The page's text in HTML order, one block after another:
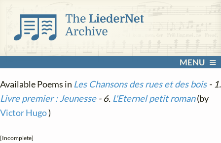
MENU
Available Poems in Les Chansons des rues et des bois- 1.
Livre premier : Jeunesse- 6. L'Eternel petit roman(by
Victor Hugo)
[Incomplete]